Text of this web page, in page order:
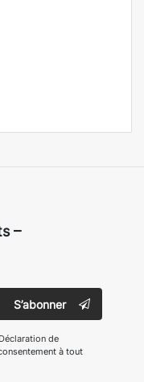
–
S’abonner
Déclaration de
à tout